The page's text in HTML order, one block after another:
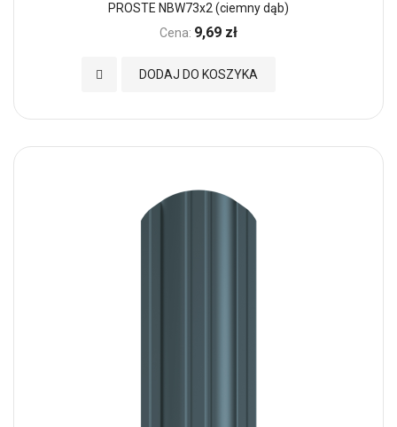
PROSTE NBW73x2 (ciemny dąb)
Cena: 9,69 zł
DODAJ DO KOSZYKA
Dodaj do Ulubionych